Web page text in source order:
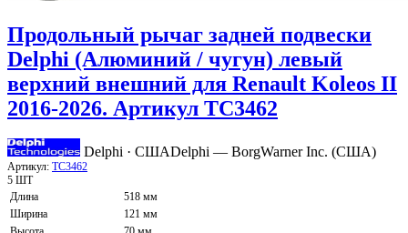
Продольный рычаг задней подвески
Delphi (Алюминий / чугун) левый
верхний внешний для Renault Koleos II
2016-2026. Артикул TC3462
Delphi · СШАDelphi — BorgWarner Inc. (США)
Артикул: TC3462
5 ШТ
Длина
518 мм
Ширина
121 мм